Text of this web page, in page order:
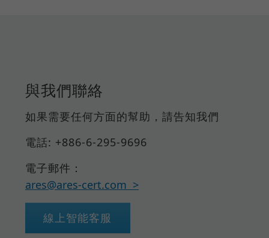
與我們聯絡
如果需要任何方面的幫助，請告知我們
電話: +886-6-295-9696
電子郵件：
ares@ares-cert.com
線上智能客服